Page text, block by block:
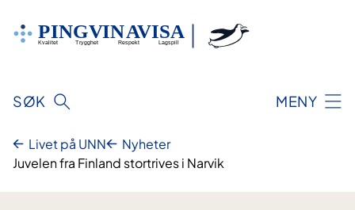
innhold
SØK MENY
Livet på UNN
Nyheter
Juvelen fra Finland stortrives i Narvik